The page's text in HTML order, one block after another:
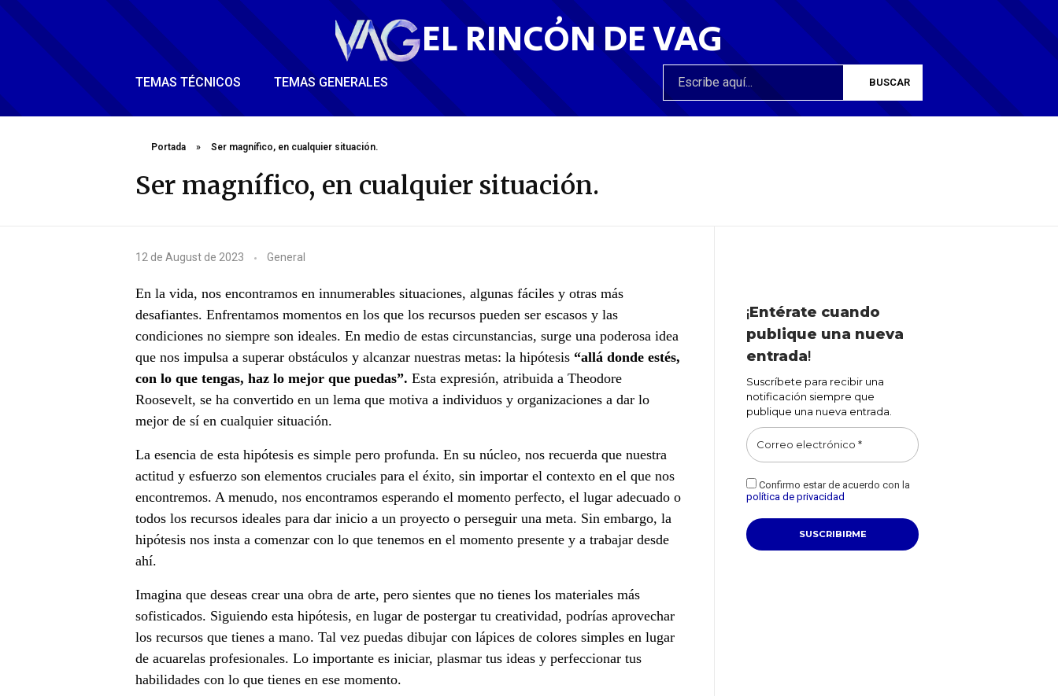
EL RINCÓN DE VAG
TEMAS TÉCNICOS TEMAS GENERALES
Portada » Ser magnífico, en cualquier situación.
Ser magnífico, en cualquier situación.
S
e
r
m
a
g
n
í
f
i
o
,
e
12 de August de 2023 General
En la vida, nos encontramos en innumerables situaciones, algunas fáciles y otras más
desafiantes. Enfrentamos momentos en los que los recursos pueden ser escasos y las
condiciones no siempre son ideales. En medio de estas circunstancias, surge una poderosa idea
que nos impulsa a superar obstáculos y alcanzar nuestras metas: la hipótesis “allá donde estés,
con lo que tengas, haz lo mejor que puedas”. Esta expresión, atribuida a Theodore
Roosevelt, se ha convertido en un lema que motiva a individuos y organizaciones a dar lo
mejor de sí en cualquier situación.
La esencia de esta hipótesis es simple pero profunda. En su núcleo, nos recuerda que nuestra
actitud y esfuerzo son elementos cruciales para el éxito, sin importar el contexto en el que nos
encontremos. A menudo, nos encontramos esperando el momento perfecto, el lugar adecuado o
todos los recursos ideales para dar inicio a un proyecto o perseguir una meta. Sin embargo, la
hipótesis nos insta a comenzar con lo que tenemos en el momento presente y a trabajar desde
ahí.
Imagina que deseas crear una obra de arte, pero sientes que no tienes los materiales más
sofisticados. Siguiendo esta hipótesis, en lugar de postergar tu creatividad, podrías aprovechar
los recursos que tienes a mano. Tal vez puedas dibujar con lápices de colores simples en lugar
de acuarelas profesionales. Lo importante es iniciar, plasmar tus ideas y perfeccionar tus
habilidades con lo que tienes en ese momento.
¡Entérate cuando
publique una nueva
entrada!
Suscríbete para recibir una
notificación siempre que
publique una nueva entrada.
Confirmo estar de acuerdo con la
política de privacidad